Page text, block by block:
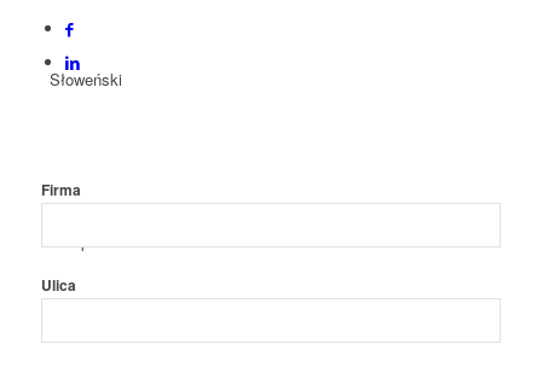
Słoweński
Hiszpański
Firma
Ulica